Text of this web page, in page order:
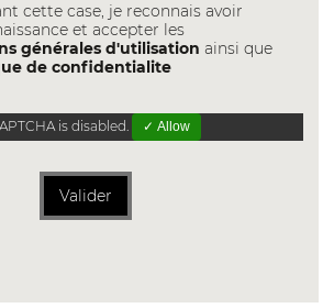
cette case, je reconnais avoir
et accepter les
générales d'utilisation ainsi que
de confidentialite
is disabled. ✓ Allow
Valider